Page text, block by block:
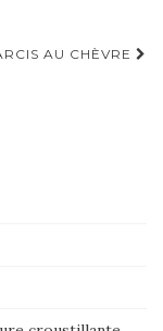
AU CHÈVRE